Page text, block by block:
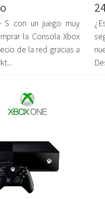
S con un juego muy
la Consola Xbox
de la red gracias a